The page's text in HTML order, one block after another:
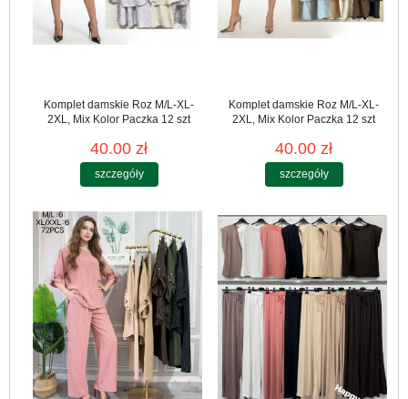
Komplet damskie Roz M/L-XL-
2XL, Mix Kolor Paczka 12 szt
40.00 zł
szczegóły
Komplet damskie Roz M/L-XL-
2XL, Mix Kolor Paczka 12 szt
40.00 zł
szczegóły